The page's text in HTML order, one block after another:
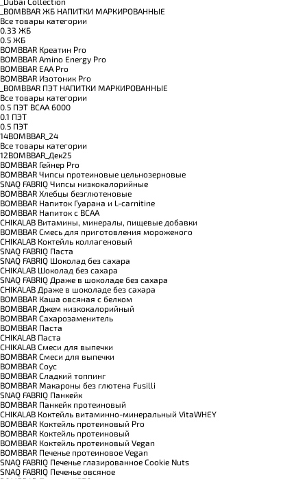
_BOMBBAR ЖБ НАПИТКИ МАРКИРОВАННЫЕ
Все товары категории
0.33 ЖБ
0.5 ЖБ
BOMBBAR Креатин Pro
BOMBBAR Amino Energy Pro
BOMBBAR EAA Pro
BOMBBAR Изотоник Pro
_BOMBBAR ПЭТ НАПИТКИ МАРКИРОВАННЫЕ
Все товары категории
0.5 ПЭТ ВСАА 6000
0.1 ПЭТ
0.5 ПЭТ
14BOMBBAR_24
Все товары категории
12BOMBBAR_Дек25
BOMBBAR Гейнер Pro
BOMBBAR Чипсы протеиновые цельнозерновые
SNAQ FABRIQ Чипсы низкокалорийные
BOMBBAR Хлебцы безглютеновые
BOMBBAR Напиток Гуарана и L-carnitine
BOMBBAR Напиток с BCAA
CHIKALAB Витамины, минералы, пищевые добавки
BOMBBAR Смесь для приготовления мороженого
CHIKALAB Коктейль коллагеновый
SNAQ FABRIQ Паста
SNAQ FABRIQ Шоколад без сахара
CHIKALAB Шоколад без сахара
SNAQ FABRIQ Драже в шоколаде без сахара
CHIKALAB Драже в шоколаде без сахара
BOMBBAR Каша овсяная с белком
BOMBBAR Джем низкокалорийный
BOMBBAR Сахарозаменитель
BOMBBAR Паста
CHIKALAB Паста
CHIKALAB Смеси для выпечки
BOMBBAR Смеси для выпечки
BOMBBAR Соус
BOMBBAR Сладкий топпинг
BOMBBAR Макароны без глютена Fusilli
SNAQ FABRIQ Панкейк
BOMBBAR Панкейк протеиновый
CHIKALAB Коктейль витаминно-минеральный VitaWHEY
BOMBBAR Коктейль протеиновый Pro
BOMBBAR Коктейль протеиновый
BOMBBAR Коктейль протеиновый Vegan
BOMBBAR Печенье протеиновое Vegan
SNAQ FABRIQ Печенье глазированное Cookie Nuts
SNAQ FABRIQ Печенье овсяное